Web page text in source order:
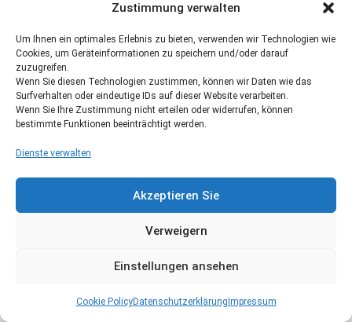
Zustimmung verwalten
Um Ihnen ein optimales Erlebnis zu bieten, verwenden wir Technologien wie
Cookies, um Geräteinformationen zu speichern und/oder darauf
zuzugreifen.
Wenn Sie diesen Technologien zustimmen, können wir Daten wie das
Surfverhalten oder eindeutige IDs auf dieser Website verarbeiten.
Wenn Sie Ihre Zustimmung nicht erteilen oder widerrufen, können
bestimmte Funktionen beeinträchtigt werden.
Dienste verwalten
Akzeptieren Sie
Verweigern
Einstellungen ansehen
Cookie PolicyDatenschutzerklärung Impressum